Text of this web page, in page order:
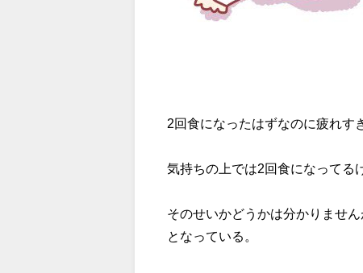
2回食になったはずなのに疲れす
気持ちの上では2回食になってる
そのせいかどうかは分かりませ
となっている。